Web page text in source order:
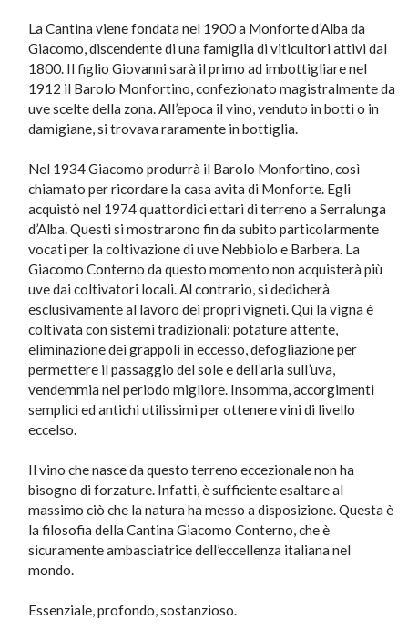
La Cantina viene fondata nel 1900 a Monforte d’Alba da
Giacomo, discendente di una famiglia di viticultori attivi dal
1800. Il figlio Giovanni sarà il primo ad imbottigliare nel
1912 il Barolo Monfortino, confezionato magistralmente da
uve scelte della zona. All’epoca il vino, venduto in botti o in
damigiane, si trovava raramente in bottiglia.
Nel 1934 Giacomo produrrà il Barolo Monfortino, così
chiamato per ricordare la casa avita di Monforte. Egli
acquistò nel 1974 quattordici ettari di terreno a Serralunga
d’Alba. Questi si mostrarono fin da subito particolarmente
vocati per la coltivazione di uve Nebbiolo e Barbera. La
Giacomo Conterno da questo momento non acquisterà più
uve dai coltivatori locali. Al contrario, si dedicherà
esclusivamente al lavoro dei propri vigneti. Qui la vigna è
coltivata con sistemi tradizionali: potature attente,
eliminazione dei grappoli in eccesso, defogliazione per
permettere il passaggio del sole e dell’aria sull’uva,
vendemmia nel periodo migliore. Insomma, accorgimenti
semplici ed antichi utilissimi per ottenere vini di livello
eccelso.
Il vino che nasce da questo terreno eccezionale non ha
bisogno di forzature. Infatti, è sufficiente esaltare al
massimo ciò che la natura ha messo a disposizione. Questa è
la filosofia della Cantina Giacomo Conterno, che è
sicuramente ambasciatrice dell’eccellenza italiana nel
mondo.
Essenziale, profondo, sostanzioso.